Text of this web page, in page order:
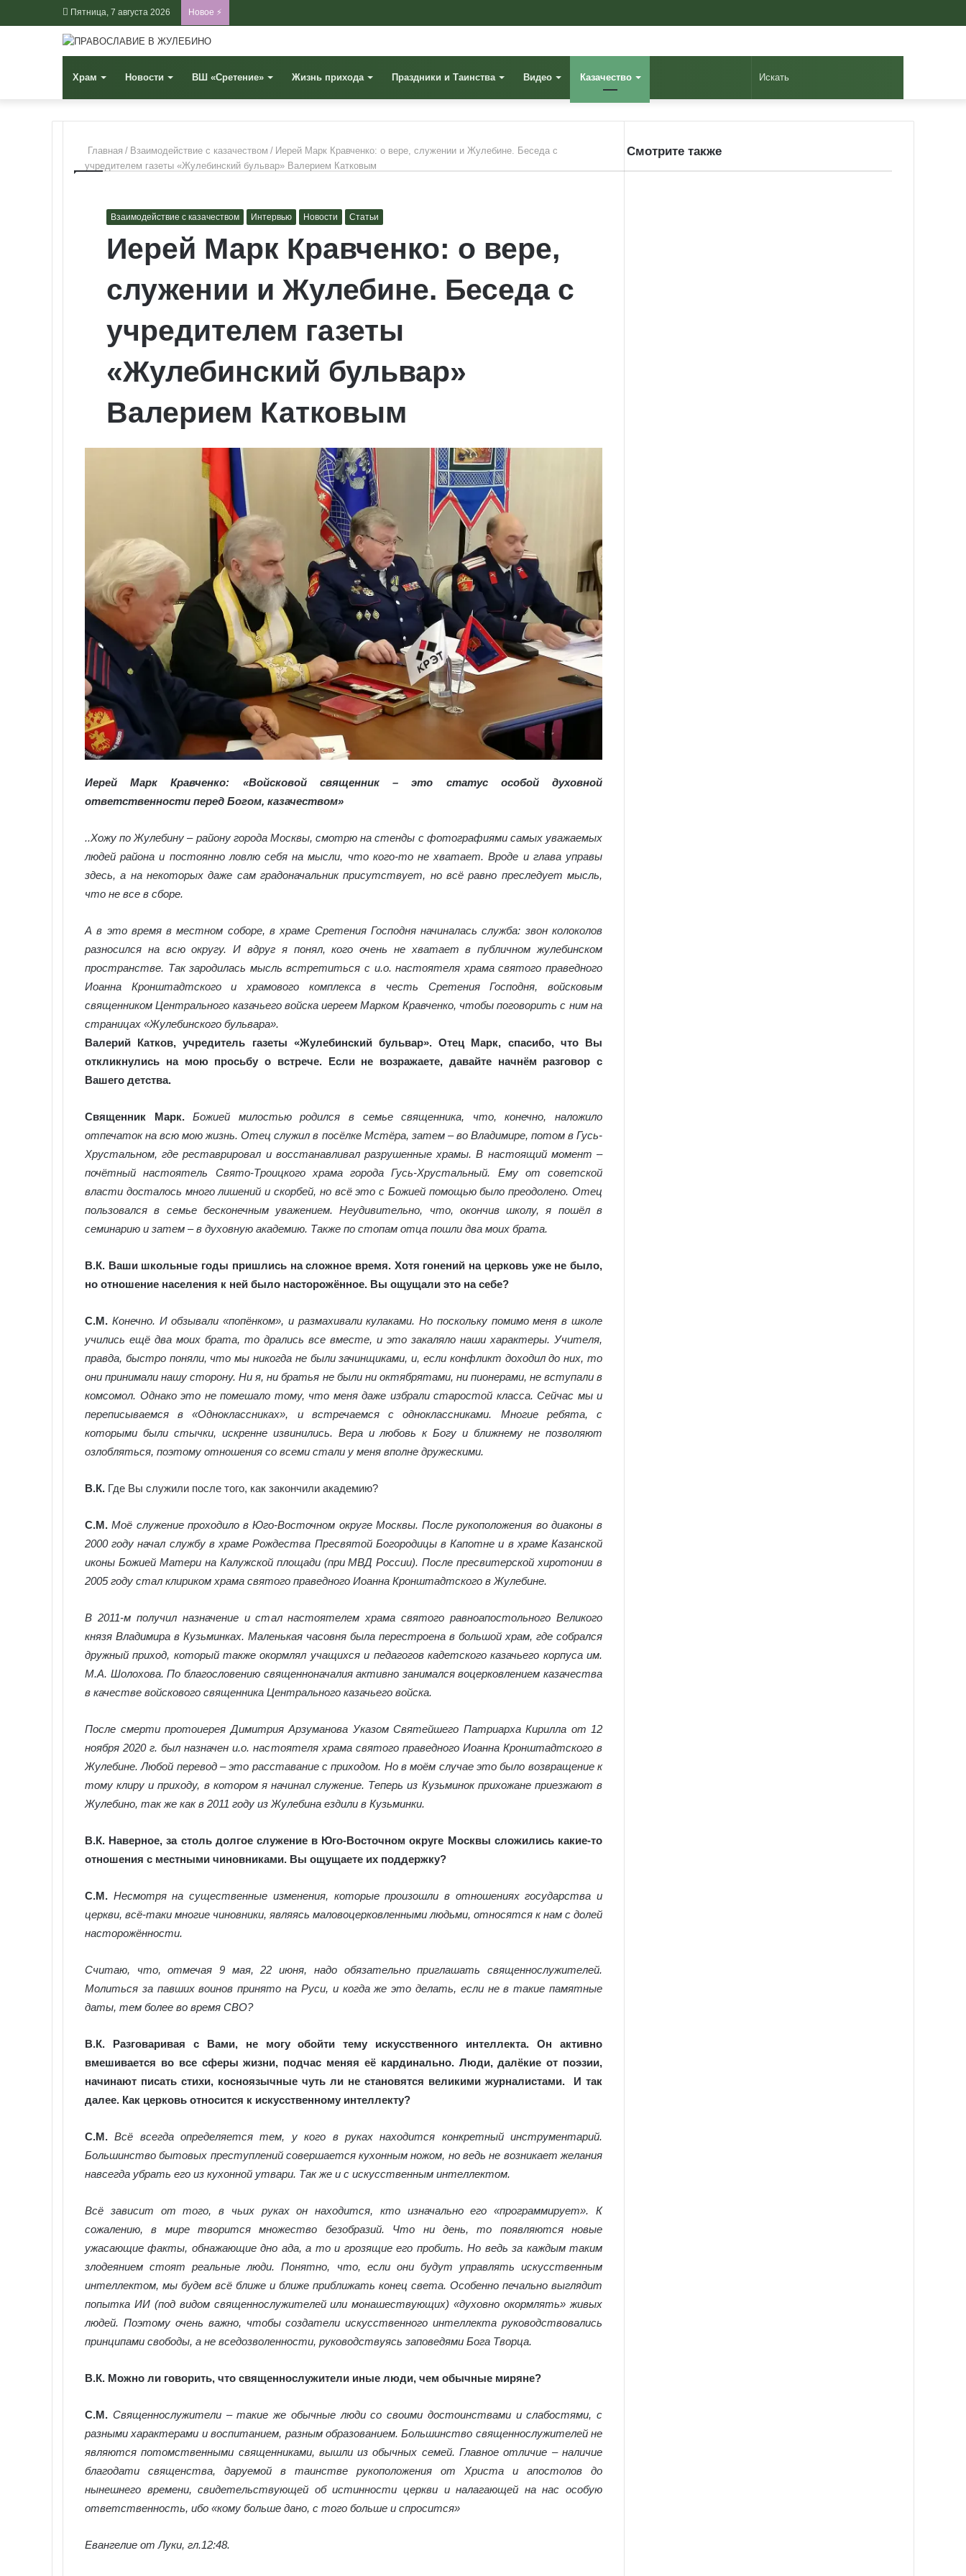
Пятница, 7 августа 2026 Новое ⚡
Храм Новости ВШ «Сретение» Жизнь прихода Праздники и Таинства Видео Казачество
Главная / Взаимодействие с казачеством / Иерей Марк Кравченко: о вере, служении и Жулебине. Беседа с
учредителем газеты «Жулебинский бульвар» Валерием Катковым
Взаимодействие с казачеством Интервью Новости Статьи
Иерей Марк Кравченко: о вере,
служении и Жулебине. Беседа с
учредителем газеты
«Жулебинский бульвар»
Валерием Катковым
Иерей Марк Кравченко: «Войсковой священник – это статус особой духовной
ответственности перед Богом, казачеством»
..Хожу по Жулебину – району города Москвы, смотрю на стенды с фотографиями самых уважаемых
людей района и постоянно ловлю себя на мысли, что кого-то не хватает. Вроде и глава управы
здесь, а на некоторых даже сам градоначальник присутствует, но всё равно преследует мысль,
что не все в сборе.
А в это время в местном соборе, в храме Сретения Господня начиналась служба: звон колоколов
разносился на всю округу. И вдруг я понял, кого очень не хватает в публичном жулебинском
пространстве. Так зародилась мысль встретиться с и.о. настоятеля храма святого праведного
Иоанна Кронштадтского и храмового комплекса в честь Сретения Господня, войсковым
священником Центрального казачьего войска иереем Марком Кравченко, чтобы поговорить с ним на
страницах «Жулебинского бульвара».
Валерий Катков, учредитель газеты «Жулебинский бульвар». Отец Марк, спасибо, что Вы
откликнулись на мою просьбу о встрече. Если не возражаете, давайте начнём разговор с
Вашего детства.
Священник Марк.Божией милостью родился в семье священника, что, конечно, наложило
отпечаток на всю мою жизнь. Отец служил в посёлке Мстёра, затем – во Владимире, потом в Гусь-
Хрустальном, где реставрировал и восстанавливал разрушенные храмы. В настоящий момент –
почётный настоятель Свято-Троицкого храма города Гусь-Хрустальный. Ему от советской
власти досталось много лишений и скорбей, но всё это с Божией помощью было преодолено. Отец
пользовался в семье бесконечным уважением. Неудивительно, что, окончив школу, я пошёл в
семинарию и затем – в духовную академию. Также по стопам отца пошли два моих брата.
В.К. Ваши школьные годы пришлись на сложное время. Хотя гонений на церковь уже не было,
но отношение населения к ней было насторожённое. Вы ощущали это на себе?
С.М. Конечно. И обзывали «попёнком», и размахивали кулаками. Но поскольку помимо меня в школе
учились ещё два моих брата, то дрались все вместе, и это закаляло наши характеры. Учителя,
правда, быстро поняли, что мы никогда не были зачинщиками, и, если конфликт доходил до них, то
они принимали нашу сторону. Ни я, ни братья не были ни октябрятами, ни пионерами, не вступали в
комсомол. Однако это не помешало тому, что меня даже избрали старостой класса. Сейчас мы и
переписываемся в «Одноклассниках», и встречаемся с одноклассниками. Многие ребята, с
которыми были стычки, искренне извинились. Вера и любовь к Богу и ближнему не позволяют
озлобляться, поэтому отношения со всеми стали у меня вполне дружескими.
В.К. Где Вы служили после того, как закончили академию?
С.М. Моё служение проходило в Юго-Восточном округе Москвы. После рукоположения во диаконы в
2000 году начал службу в храме Рождества Пресвятой Богородицы в Капотне и в храме Казанской
иконы Божией Матери на Калужской площади (при МВД России). После пресвитерской хиротонии в
2005 году стал клириком храма святого праведного Иоанна Кронштадтского в Жулебине.
В 2011-м получил назначение и стал настоятелем храма святого равноапостольного Великого
князя Владимира в Кузьминках. Маленькая часовня была перестроена в большой храм, где собрался
дружный приход, который также окормлял учащихся и педагогов кадетского казачьего корпуса им.
М.А. Шолохова. По благословению священноначалия активно занимался воцерковлением казачества
в качестве войскового священника Центрального казачьего войска.
После смерти протоиерея Димитрия Арзуманова Указом Святейшего Патриарха Кирилла от 12
ноября 2020 г. был назначен и.о. настоятеля храма святого праведного Иоанна Кронштадтского в
Жулебине. Любой перевод – это расставание с приходом. Но в моём случае это было возвращение к
тому клиру и приходу, в котором я начинал служение. Теперь из Кузьминок прихожане приезжают в
Жулебино, так же как в 2011 году из Жулебина ездили в Кузьминки.
В.К. Наверное, за столь долгое служение в Юго-Восточном округе Москвы сложились какие-то
отношения с местными чиновниками. Вы ощущаете их поддержку?
С.М. Несмотря на существенные изменения, которые произошли в отношениях государства и
церкви, всё-таки многие чиновники, являясь маловоцерковленными людьми, относятся к нам с долей
насторожённости.
Считаю, что, отмечая 9 мая, 22 июня, надо обязательно приглашать священнослужителей.
Молиться за павших воинов принято на Руси, и когда же это делать, если не в такие памятные
даты, тем более во время СВО?
В.К. Разговаривая с Вами, не могу обойти тему искусственного интеллекта. Он активно
вмешивается во все сферы жизни, подчас меняя её кардинально. Люди, далёкие от поэзии,
начинают писать стихи, косноязычные чуть ли не становятся великими журналистами. И так
далее. Как церковь относится к искусственному интеллекту?
С.М.Всё всегда определяется тем, у кого в руках находится конкретный инструментарий.
Большинство бытовых преступлений совершается кухонным ножом, но ведь не возникает желания
навсегда убрать его из кухонной утвари. Так же и с искусственным интеллектом.
Всё зависит от того, в чьих руках он находится, кто изначально его «программирует». К
сожалению, в мире творится множество безобразий. Что ни день, то появляются новые
ужасающие факты, обнажающие дно ада, а то и грозящие его пробить. Но ведь за каждым таким
злодеянием стоят реальные люди. Понятно, что, если они будут управлять искусственным
интеллектом, мы будем всё ближе и ближе приближать конец света. Особенно печально выглядит
попытка ИИ (под видом священнослужителей или монашествующих) «духовно окормлять» живых
людей. Поэтому очень важно, чтобы создатели искусственного интеллекта руководствовались
принципами свободы, а не вседозволенности, руководствуясь заповедями Бога Творца.
В.К. Можно ли говорить, что священнослужители иные люди, чем обычные миряне?
С.М. Священнослужители – такие же обычные люди со своими достоинствами и слабостями, с
разными характерами и воспитанием, разным образованием. Большинство священнослужителей не
являются потомственными священниками, вышли из обычных семей. Главное отличие – наличие
благодати священства, даруемой в таинстве рукоположения от Христа и апостолов до
нынешнего времени, свидетельствующей об истинности церкви и налагающей на нас особую
ответственность, ибо «кому больше дано, с того больше и спросится»
Евангелие от Луки, гл.12:48.
Смотрите также